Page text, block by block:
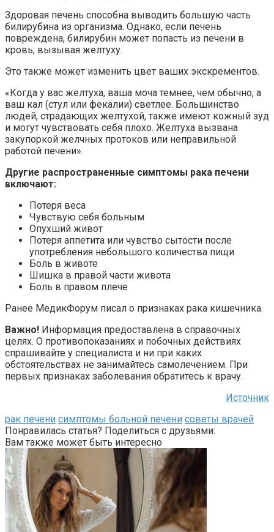
Здоровая печень способна выводить большую часть
билирубина из организма. Однако, если печень
повреждена, билирубин может попасть из печени в
кровь, вызывая желтуху.
Это также может изменить цвет ваших экскрементов.
«Когда у вас желтуха, ваша моча темнее, чем обычно, а
ваш кал (стул или фекалии) светлее. Большинство
людей, страдающих желтухой, также имеют кожный зуд
и могут чувствовать себя плохо. Желтуха вызвана
закупоркой желчных протоков или неправильной
работой печени».
Другие распространенные симптомы рака печени
включают:
Потеря веса
Чувствую себя больным
Опухший живот
Потеря аппетита или чувство сытости после
употребления небольшого количества пищи
Боль в животе
Шишка в правой части живота
Боль в правом плече
Ранее МедикФорум писал о признаках рака кишечника.
Важно! Информация предоставлена в справочных
целях. О противопоказаниях и побочных действиях
спрашивайте у специалиста и ни при каких
обстоятельствах не занимайтесь самолечением. При
первых признаках заболевания обратитесь к врачу.
Источник
рак печени симптомы больной печени советы врачей
Понравилась статья? Поделиться с друзьями:
Вам также может быть интересно